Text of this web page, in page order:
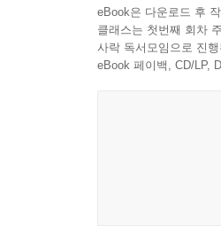
eBook은 다운로드 후
클래스는 첫번째 회차
사락 독서모임으로 진
eBook 페이백, CD/LP,